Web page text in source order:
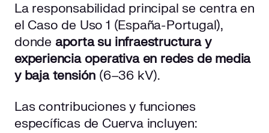
La responsabilidad principal se centra en
el Caso de Uso 1 (España-Portugal),
donde aporta su infraestructura y
experiencia operativa en redes de media
y baja tensión (6–36 kV).
Las contribuciones y funciones
específicas de Cuerva incluyen: